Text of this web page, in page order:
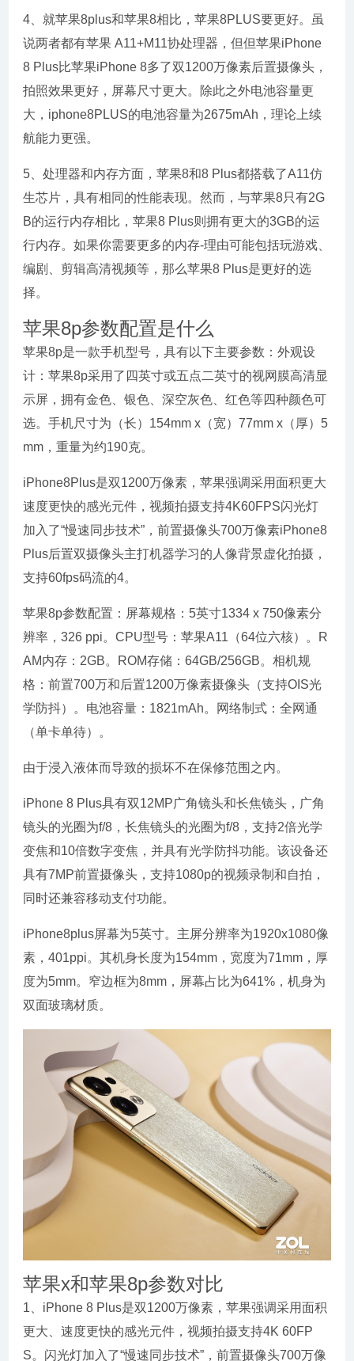
4、就苹果8plus和苹果8相比，苹果8PLUS要更好。虽
说两者都有苹果 A11+M11协处理器，但但苹果iPhone
8 Plus比苹果iPhone 8多了双1200万像素后置摄像头，
拍照效果更好，屏幕尺寸更大。除此之外电池容量更
大，iphone8PLUS的电池容量为2675mAh，理论上续
航能力更强。
5、处理器和内存方面，苹果8和8 Plus都搭载了A11仿
生芯片，具有相同的性能表现。然而，与苹果8只有2G
B的运行内存相比，苹果8 Plus则拥有更大的3GB的运
行内存。如果你需要更多的内存-理由可能包括玩游戏、
编剧、剪辑高清视频等，那么苹果8 Plus是更好的选
择。
苹果8p参数配置是什么
苹果8p是一款手机型号，具有以下主要参数：外观设
计：苹果8p采用了四英寸或五点二英寸的视网膜高清显
示屏，拥有金色、银色、深空灰色、红色等四种颜色可
选。手机尺寸为（长）154mm x（宽）77mm x（厚）5
mm，重量为约190克。
iPhone8Plus是双1200万像素，苹果强调采用面积更大
速度更快的感光元件，视频拍摄支持4K60FPS闪光灯
加入了“慢速同步技术”，前置摄像头700万像素iPhone8
Plus后置双摄像头主打机器学习的人像背景虚化拍摄，
支持60fps码流的4。
苹果8p参数配置：屏幕规格：5英寸1334 x 750像素分
辨率，326 ppi。CPU型号：苹果A11（64位六核）。R
AM内存：2GB。ROM存储：64GB/256GB。相机规
格：前置700万和后置1200万像素摄像头（支持OIS光
学防抖）。电池容量：1821mAh。网络制式：全网通
（单卡单待）。
由于浸入液体而导致的损坏不在保修范围之内。
iPhone 8 Plus具有双12MP广角镜头和长焦镜头，广角
镜头的光圈为f/8，长焦镜头的光圈为f/8，支持2倍光学
变焦和10倍数字变焦，并具有光学防抖功能。该设备还
具有7MP前置摄像头，支持1080p的视频录制和自拍，
同时还兼容移动支付功能。
iPhone8plus屏幕为5英寸。主屏分辨率为1920x1080像
素，401ppi。其机身长度为154mm，宽度为71mm，厚
度为5mm。窄边框为8mm，屏幕占比为641%，机身为
双面玻璃材质。
苹果x和苹果8p参数对比
1、iPhone 8 Plus是双1200万像素，苹果强调采用面积
更大、速度更快的感光元件，视频拍摄支持4K 60FP
S。闪光灯加入了“慢速同步技术”，前置摄像头700万像